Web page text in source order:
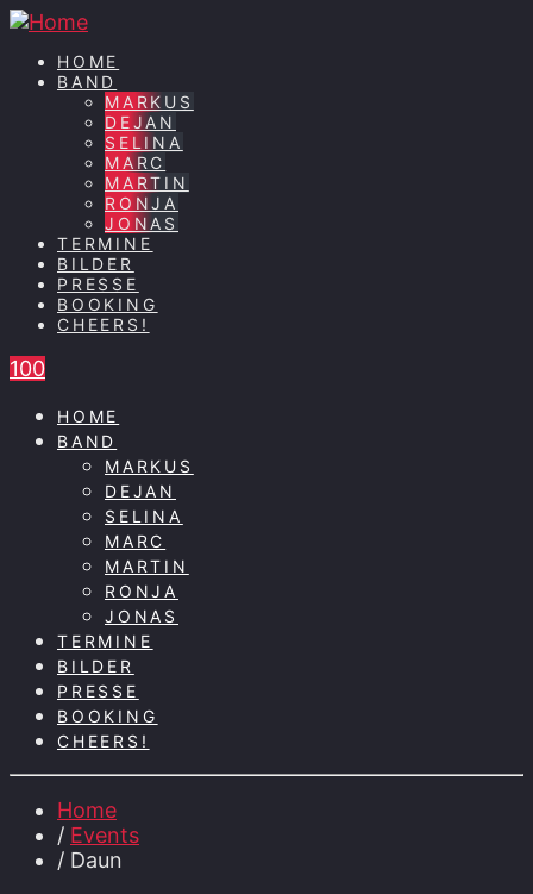
HOME
BAND
MARKUS
DEJAN
SELINA
MARC
MARTIN
RONJA
JONAS
TERMINE
BILDER
PRESSE
BOOKING
CHEERS!
100
HOME
BAND
MARKUS
DEJAN
SELINA
MARC
MARTIN
RONJA
JONAS
TERMINE
BILDER
PRESSE
BOOKING
CHEERS!
Home
/ Events
/ Daun